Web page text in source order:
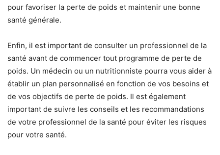
pour favoriser la perte de poids et maintenir une bonne
santé générale.
Enfin, il est important de consulter un professionnel de la
santé avant de commencer tout programme de perte de
poids. Un médecin ou un nutritionniste pourra vous aider à
établir un plan personnalisé en fonction de vos besoins et
de vos objectifs de perte de poids. Il est également
important de suivre les conseils et les recommandations
de votre professionnel de la santé pour éviter les risques
pour votre santé.